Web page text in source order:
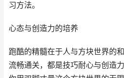
习方法。
心态与创造力的培养
跑酷的精髓在于人与方块世界的
流畅通关，都是技巧耐心与创造